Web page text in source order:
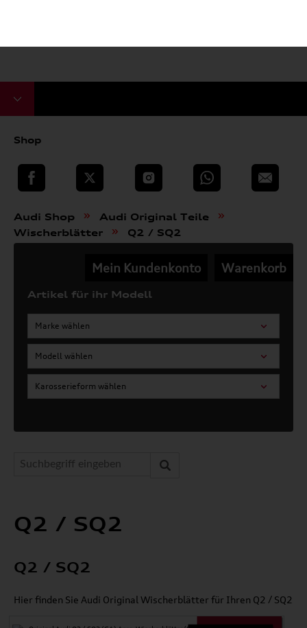
Shop
teilen Twitter Instagram WhatsApp E-Mail
Audi Shop » Audi Original Teile »
Wischerblätter » Q2 / SQ2
Mein Kundenkonto Warenkorb
Artikel für ihr Modell
Marke wählen
Modell wählen
Karosserieform wählen
Q2 / SQ2
Q2 / SQ2
Hier finden Sie Audi Original Wischerblätter für Ihren Q2 / SQ2